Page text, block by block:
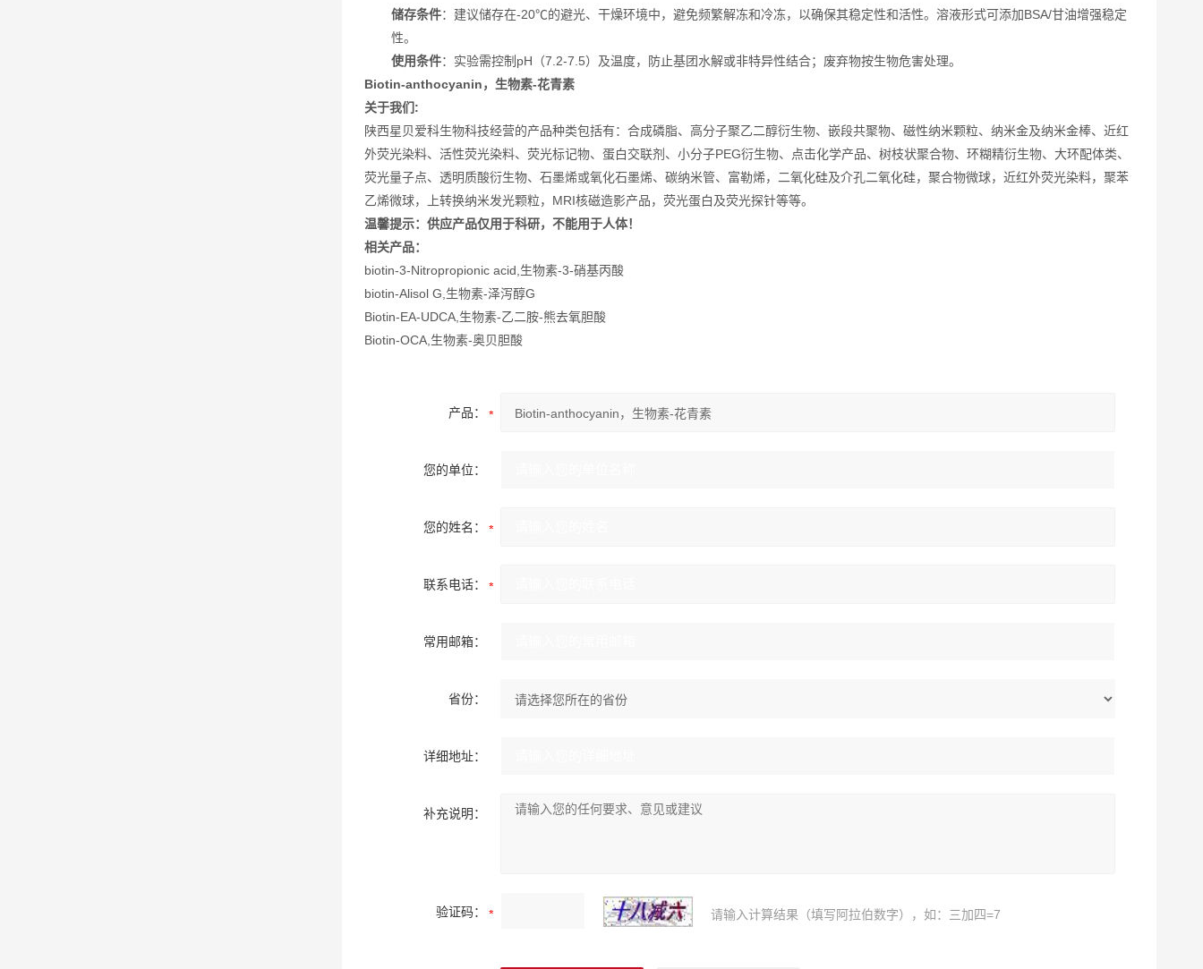
储存条件：建议储存在-20℃的避光、干燥环境中，避免频繁解冻和冷冻，以确保其稳定性和活性。溶液形式可添加BSA/甘油增强稳定
性。
使用条件：实验需控制pH（7.2-7.5）及温度，防止基团水解或非特异性结合；废弃物按生物危害处理。
Biotin-anthocyanin，生物素-花青素
关于我们:
陕西星贝爱科生物科技经营的产品种类包括有：合成磷脂、高分子聚乙二醇衍生物、嵌段共聚物、磁性纳米颗粒、纳米金及纳米金棒、近红
外荧光染料、活性荧光染料、荧光标记物、蛋白交联剂、小分子PEG衍生物、点击化学产品、树枝状聚合物、环糊精衍生物、大环配体类、
荧光量子点、透明质酸衍生物、石墨烯或氧化石墨烯、碳纳米管、富勒烯，二氧化硅及介孔二氧化硅，聚合物微球，近红外荧光染料，聚苯
乙烯微球，上转换纳米发光颗粒，MRI核磁造影产品，荧光蛋白及荧光探针等等。
温馨提示：供应产品仅用于科研，不能用于人体！
相关产品：
biotin-3-Nitropropionic acid,生物素-3-硝基丙酸
biotin-Alisol G,生物素-泽泻醇G
Biotin-EA-UDCA,生物素-乙二胺-熊去氧胆酸
Biotin-OCA,生物素-奥贝胆酸
产品：
您的单位：
您的姓名：
联系电话：
常用邮箱：
省份：
详细地址：
补充说明：
验证码： 请输入计算结果（填写阿拉伯数字），如：三加四=7